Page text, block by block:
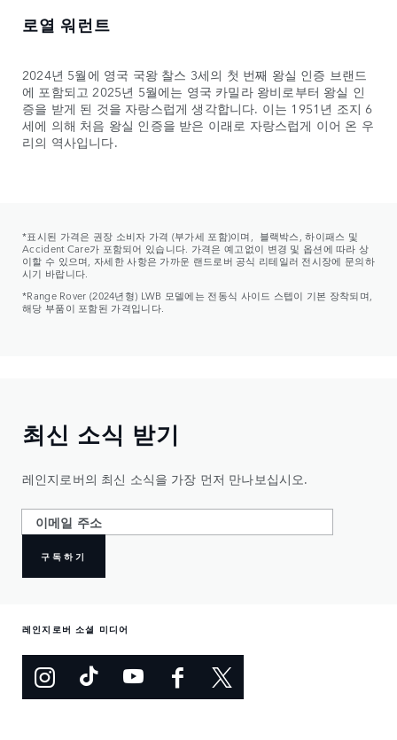
로열 워런트
2024년 5월에 영국 국왕 찰스 3세의 첫 번째 왕실 인증 브랜드
에 포함되고 2025년 5월에는 영국 카밀라 왕비로부터 왕실 인
증을 받게 된 것을 자랑스럽게 생각합니다. 이는 1951년 조지 6
세에 의해 처음 왕실 인증을 받은 이래로 자랑스럽게 이어 온 우
리의 역사입니다.
*표시된 가격은 권장 소비자 가격 (부가세 포함)이며, 블랙박스, 하이패스 및
Accident Care가 포함되어 있습니다. 가격은 예고없이 변경 및 옵션에 따라 상
이할 수 있으며, 자세한 사항은 가까운 랜드로버 공식 리테일러 전시장에 문의하
시기 바랍니다.
*Range Rover (2024년형) LWB 모델에는 전동식 사이드 스텝이 기본 장착되며,
해당 부품이 포함된 가격입니다.
최신 소식 받기
레인지로버의 최신 소식을 가장 먼저 만나보십시오.
구독하기
레인지로버 소셜 미디어